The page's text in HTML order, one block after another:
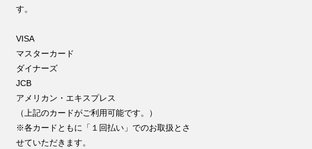
す。
VISA
マスターカード
ダイナーズ
JCB
アメリカン・エキスプレス
（上記のカードがご利用可能です。）
※各カードともに「１回払い」でのお取扱とさ
せていただきます。